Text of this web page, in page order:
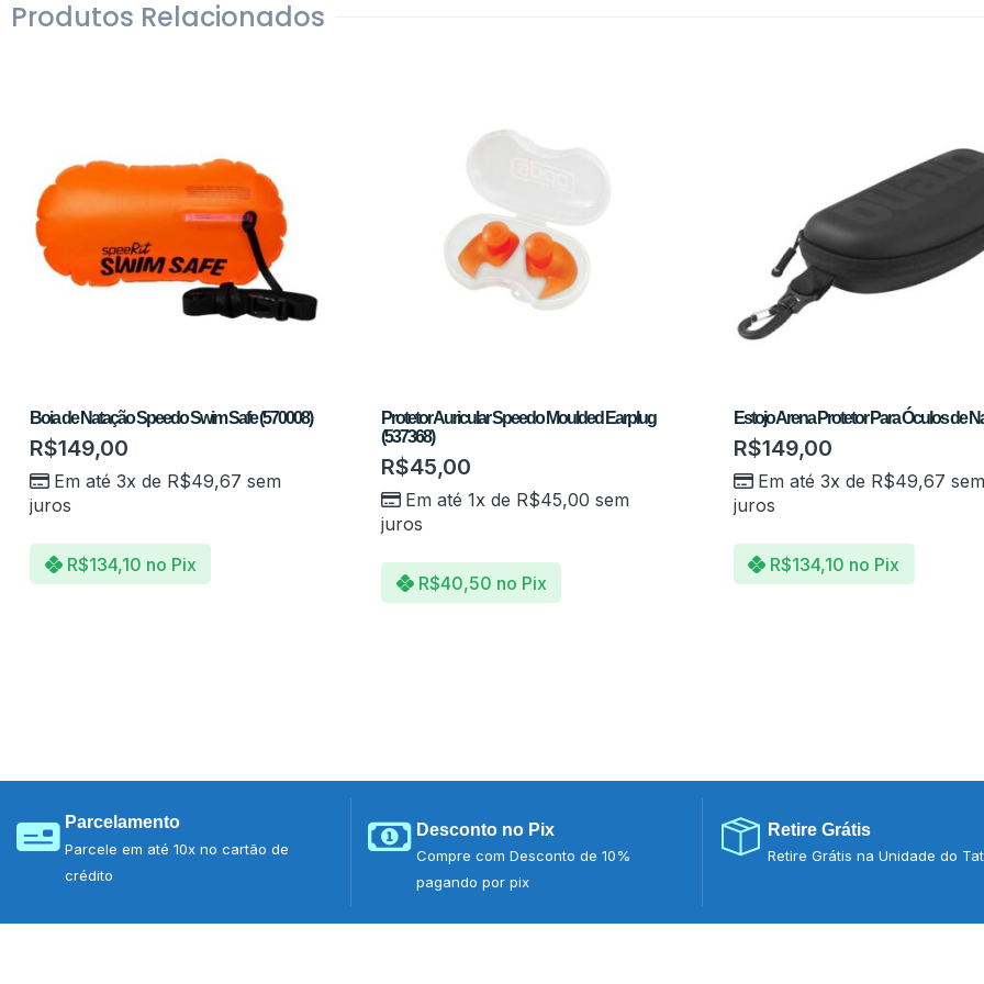
Produtos Relacionados
Boia de Natação Speedo Swim Safe (570008)
R$149,00
Em até 3x de R$49,67 sem
juros
R$134,10 no Pix
Protetor Auricular Speedo Moulded Earplug
(537368)
R$45,00
Em até 1x de R$45,00 sem
juros
R$40,50 no Pix
Estojo Arena Protetor Para Óculos de
R$149,00
Em até 3x de R$49,67 sem
juros
R$134,10 no Pix
Parcelamento
Parcele em até 10x no cartão de
crédito
Desconto no Pix
Compre com Desconto de 10%
pagando por pix
Retire Grátis
Retire Grátis na Unidade do